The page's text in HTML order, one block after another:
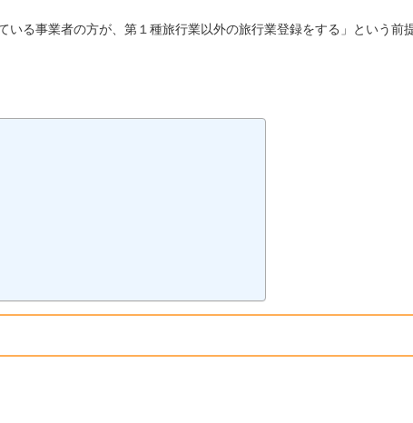
いる事業者の方が、第１種旅行業以外の旅行業登録をする」という前